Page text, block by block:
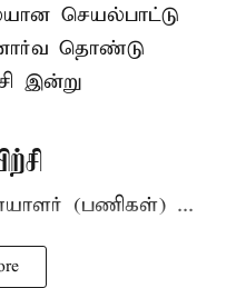
செயல்பாட்டு
தொண்டு
இன்று
(பணிகள்) ...